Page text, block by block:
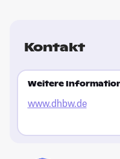
Kontakt
Weitere
www.dhbw.de